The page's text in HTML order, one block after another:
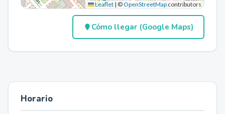
Leaflet | ©OpenStreetMap contributors
Cómo llegar (Google Maps)
Horario